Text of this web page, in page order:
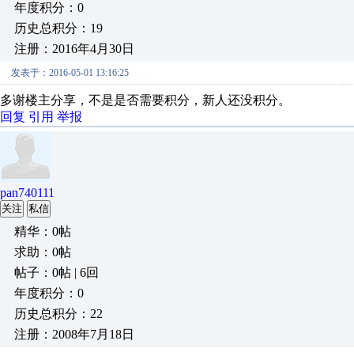
年度积分：0
历史总积分：19
注册：2016年4月30日
发表于：2016-05-01 13:16:25
多谢楼主分享，不是是否需要积分，新人还没积分。
回复 引用 举报
pan740111
关注 私信
精华：0帖
求助：0帖
帖子：0帖 | 6回
年度积分：0
历史总积分：22
注册：2008年7月18日